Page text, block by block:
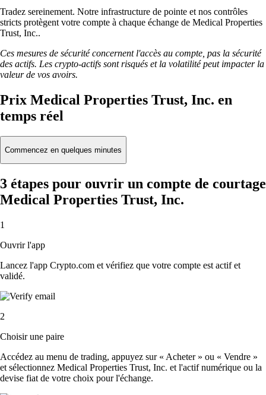
Tradez sereinement. Notre infrastructure de pointe et nos contrôles
stricts protègent votre compte à chaque échange de Medical Properties
Trust, Inc..
Ces mesures de sécurité concernent l'accès au compte, pas la sécurité
des actifs. Les crypto-actifs sont risqués et la volatilité peut impacter la
valeur de vos avoirs.
Prix Medical Properties Trust, Inc. en
temps réel
Commencez en quelques minutes
3 étapes pour ouvrir un compte de courtage
Medical Properties Trust, Inc.
1
Ouvrir l'app
Lancez l'app Crypto.com et vérifiez que votre compte est actif et
validé.
2
Choisir une paire
Accédez au menu de trading, appuyez sur « Acheter » ou « Vendre »
et sélectionnez Medical Properties Trust, Inc. et l'actif numérique ou la
devise fiat de votre choix pour l'échange.